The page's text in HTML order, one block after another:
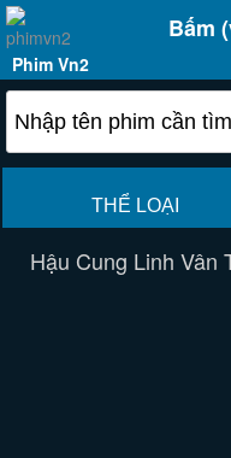
Bấm
Phim Vn2
THỂ LOẠI
Hậu Cung Linh Vân